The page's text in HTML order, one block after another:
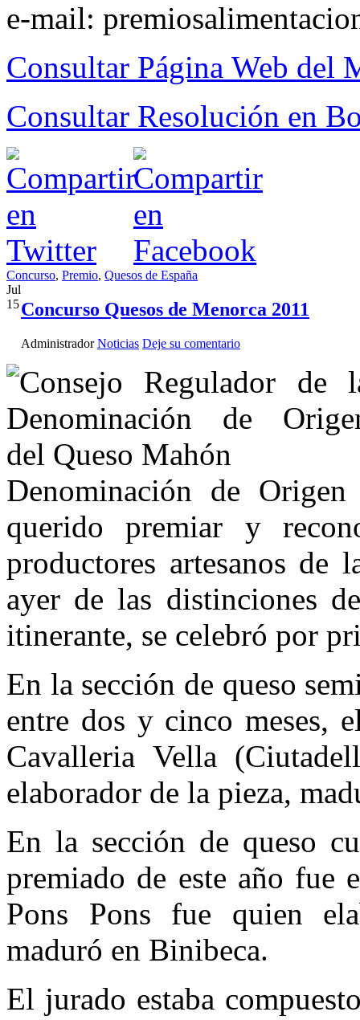
e-mail:
Consultar Página Web
Consultar Resolución en
Concurso, Premio, Quesos de España
Jul
15Concurso Quesos de Menorca 2011
Administrador Noticias Deje su comentario
Denominación de
querido premiar y
productores artesanos de
ayer de las distinciones
itinerante, se celebró por
En la sección de queso
entre dos y cinco meses,
Cavalleria Vella
elaborador de la pieza,
En la sección de queso
premiado de este año fue
Pons Pons fue quien
maduró en Binibeca.
El jurado estaba